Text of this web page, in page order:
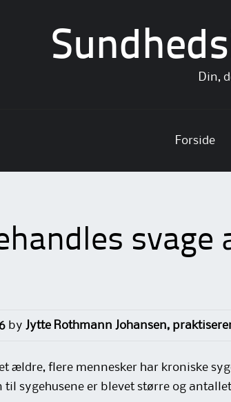
Din,
Forside
svage
by Jytte Rothmann Johansen,
ældre, flere mennesker har kroniske
til sygehusene er blevet større og